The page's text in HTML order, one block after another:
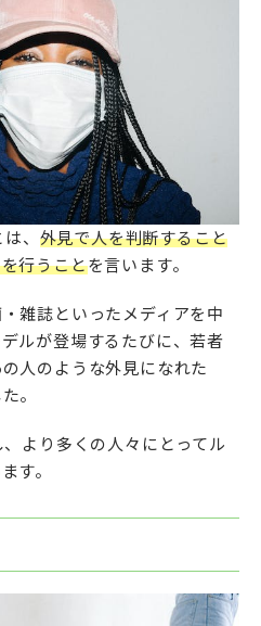
は、 外見で人を判断すること
行うことを言います。
雑誌といったメディアを中
ルが登場するたびに、若者
人のような外見になれた
。
より多くの人々にとってル
す。